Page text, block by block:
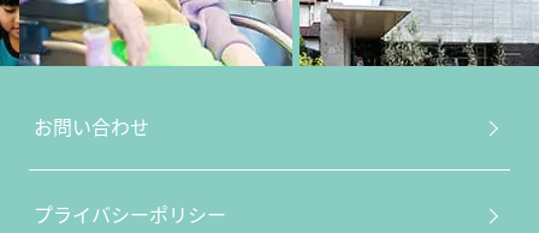
お問い合わせ
プライバシーポリシー